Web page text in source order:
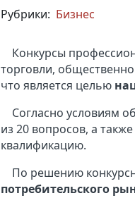
Рубрики: Бизнес
Конкурсы
торговли,
что является целью
Согласно условиям
из 20 вопросов, а
квалификацию.
По решению
потребительского